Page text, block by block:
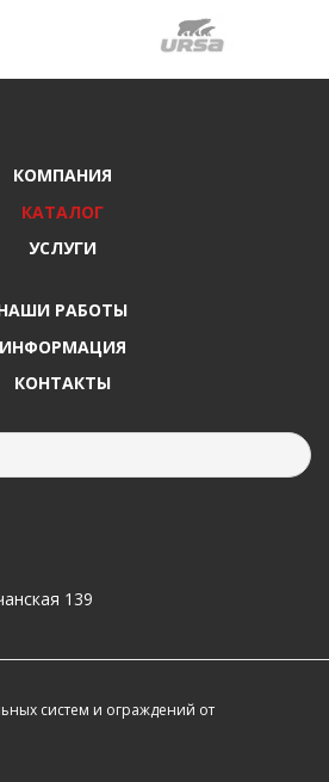
КОМПАНИЯ
КАТАЛОГ
УСЛУГИ
РАБОТЫ
ИНФОРМАЦИЯ
КОНТАКТЫ
139
систем и ограждений от